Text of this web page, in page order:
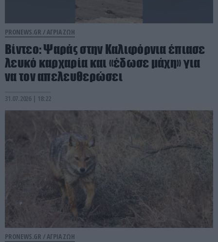
PRONEWS.GR /ΑΓΡΙΑ ΖΩΗ
Βίντεο: Ψαράς στην Καλιφόρνια έπιασε
λευκό καρχαρία και «έδωσε μάχη» για
να τον απελευθερώσει
31.07.2026 | 18:22
PRONEWS.GR /ΑΓΡΙΑ ΖΩΗ